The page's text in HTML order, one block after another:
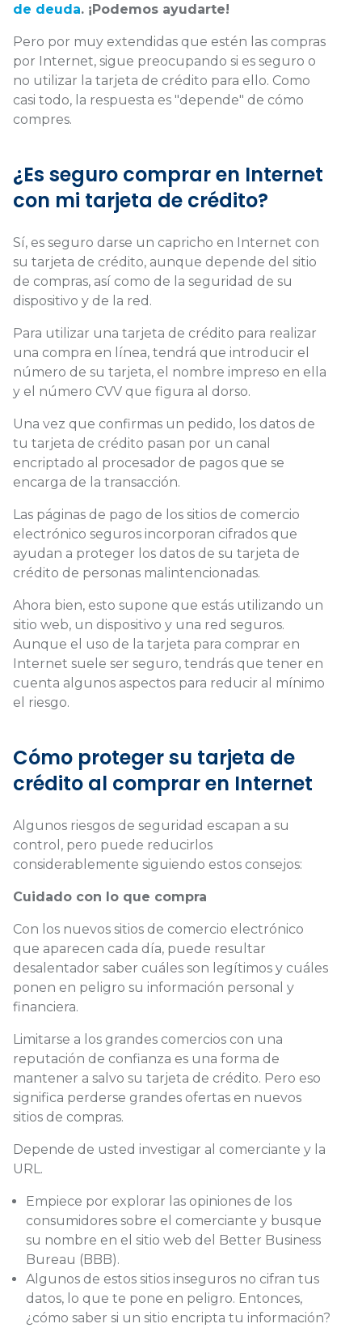
de deuda. ¡Podemos ayudarte!
Pero por muy extendidas que estén las compras
por Internet, sigue preocupando si es seguro o
no utilizar la tarjeta de crédito para ello. Como
casi todo, la respuesta es "depende" de cómo
compres.
¿Es seguro comprar en Internet
con mi tarjeta de crédito?
Sí, es seguro darse un capricho en Internet con
su tarjeta de crédito, aunque depende del sitio
de compras, así como de la seguridad de su
dispositivo y de la red.
Para utilizar una tarjeta de crédito para realizar
una compra en línea, tendrá que introducir el
número de su tarjeta, el nombre impreso en ella
y el número CVV que figura al dorso.
Una vez que confirmas un pedido, los datos de
tu tarjeta de crédito pasan por un canal
encriptado al procesador de pagos que se
encarga de la transacción.
Las páginas de pago de los sitios de comercio
electrónico seguros incorporan cifrados que
ayudan a proteger los datos de su tarjeta de
crédito de personas malintencionadas.
Ahora bien, esto supone que estás utilizando un
sitio web, un dispositivo y una red seguros.
Aunque el uso de la tarjeta para comprar en
Internet suele ser seguro, tendrás que tener en
cuenta algunos aspectos para reducir al mínimo
el riesgo.
Cómo proteger su tarjeta de
crédito al comprar en Internet
Algunos riesgos de seguridad escapan a su
control, pero puede reducirlos
considerablemente siguiendo estos consejos:
Cuidado con lo que compra
Con los nuevos sitios de comercio electrónico
que aparecen cada día, puede resultar
desalentador saber cuáles son legítimos y cuáles
ponen en peligro su información personal y
financiera.
Limitarse a los grandes comercios con una
reputación de confianza es una forma de
mantener a salvo su tarjeta de crédito. Pero eso
significa perderse grandes ofertas en nuevos
sitios de compras.
Depende de usted investigar al comerciante y la
URL.
Empiece por explorar las opiniones de los
consumidores sobre el comerciante y busque
su nombre en el sitio web del Better Business
Bureau (BBB).
Algunos de estos sitios inseguros no cifran tus
datos, lo que te pone en peligro. Entonces,
¿cómo saber si un sitio encripta tu información?